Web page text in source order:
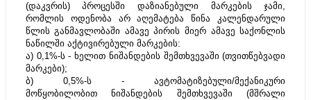
(დაკვრის) პროცესში დაზიანებული მარკების ჯამი,
რომლის ოდენობა არ აღემატება წინა კალენდარული
წლის განმავლობაში ამავე პირის მიერ ამავე საქონლის
ნაწილში აქტივირებული მარკების:
ა) 0,1%-ს - ხელით ნიშანდების შემთხვევაში (თვითწებვადი
მარკები);
ბ) 0,5%-ს - ავტომატიზებული/მექანიკური
მოწყობილობით ნიშანდების შემთხვევაში (მშრალი